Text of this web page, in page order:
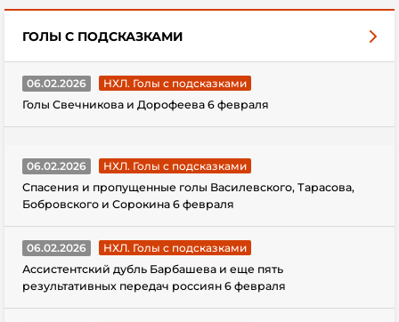
ГОЛЫ С ПОДСКАЗКАМИ
06.02.2026
НХЛ. Голы с подсказками
Голы Свечникова и Дорофеева 6 февраля
06.02.2026
НХЛ. Голы с подсказками
Спасения и пропущенные голы Василевского, Тарасова,
Бобровского и Сорокина 6 февраля
06.02.2026
НХЛ. Голы с подсказками
Ассистентский дубль Барбашева и еще пять
результативных передач россиян 6 февраля